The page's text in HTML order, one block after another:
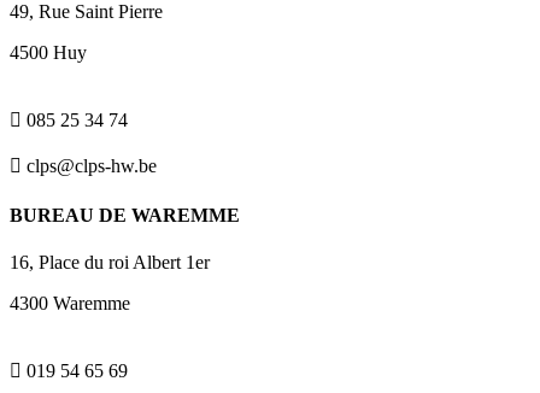
49, Rue Saint Pierre
4500 Huy
 085 25 34 74
 clps@clps-hw.be
BUREAU DE WAREMME
16, Place du roi Albert 1er
4300 Waremme
 019 54 65 69